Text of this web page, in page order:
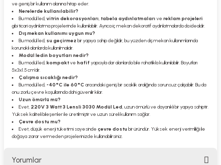
ve geniş bir kullanım alanına hitap eder.
Nerelerde kullanılabilir?
Bu modül led,vitrin dekorasyonları, tabela aydınlatmaları vereklam projeleri
gibi ticari aydınlatma projelerinde kullanılabilir. Ayrıca iç mekan dekoratif aydınlatmalarda da idealdir.
Dış mekan kullanımı uygun mu?
Bu modül led, su geçirmez bir yapıya sahip değildir, bu yüzden dış mekan kullanımlarında
korunaklı alanlarda kullanılmalıdır.
Modül ledin boyutları nedir?
Bu modül led,kompaktvehafif yapısıyla dar alanlarda bile rahatlıkla kullanılabilir. Boyutları
5x3x1.5 cm’dir.
Çalışma sıcaklığı nedir?
Bu modül led, -40°C ile 60°C arasındaki geniş bir sıcaklık aralığında sorunsuz çalışabilir. Bu da
onu zorlu çevre koşullarında dahi güvenilir kılar.
Uzun ömürlü mü?
Evet, 220V 3 Watt 3 Lensli 3030 Modül Led, uzun ömürlü ve dayanıklı bir yapıya sahiptir.
Yüksek kaliteli bileşenler ile üretilmiştir ve uzun süreli kullanım sağlar.
Çevre dostu mu?
Evet, düşük enerji tüketimi sayesindeçevre dostu bir üründür. Yüksek enerji verimliliği ile
doğaya zarar vermeden projelerinizde kullanabilirsiniz.
Yorumlar